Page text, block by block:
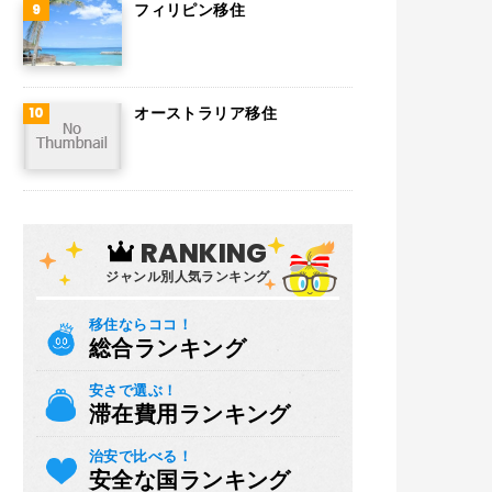
フィリピン移住
オーストラリア移住
RANKING
ジャンル別人気ランキング
移住ならココ！
総合ランキング
安さで選ぶ！
滞在費用ランキング
治安で比べる！
安全な国ランキング